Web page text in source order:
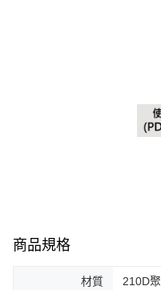
商品規格
材質
210D